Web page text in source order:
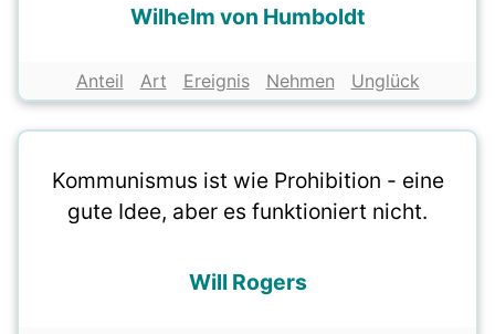
Wilhelm von Humboldt
Anteil Art Ereignis Nehmen Unglück
Kommunismus ist wie Prohibition - eine
gute Idee, aber es funktioniert nicht.
Will Rogers